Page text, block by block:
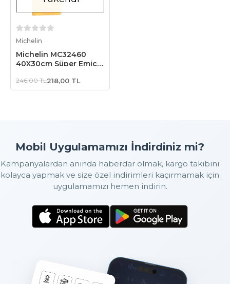
Michelin
Michelin MC32460
40X30cm Süper Emici
246,00 TL218,00 TL
Mobil Uygulamamızı İndirdiniz mi?
Kampanyalardan anında haberdar olmak, kargo takibini
kolayca yapmak ve size özel indirimleri kaçırmamak için
uygulamamızı hemen indirin.